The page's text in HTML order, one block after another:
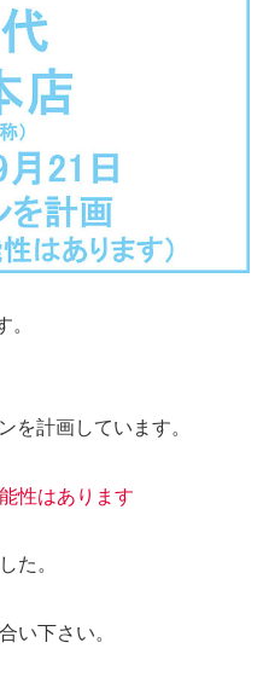
。
を計画しています。
性はあります
た。
い下さい。